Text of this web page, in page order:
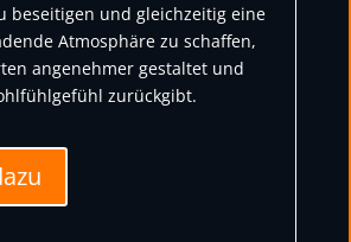
beseitigen und gleichzeitig eine
Atmosphäre zu schaffen,
angenehmer gestaltet und
zurückgibt.